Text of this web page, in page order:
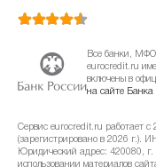
Все банки, МФО
eurocredit.ru
включены в
на сайте
Сервис eurocredit.ru работает
(зарегистрировано в 2026
Юридический адрес: 420080,
использовании материалов